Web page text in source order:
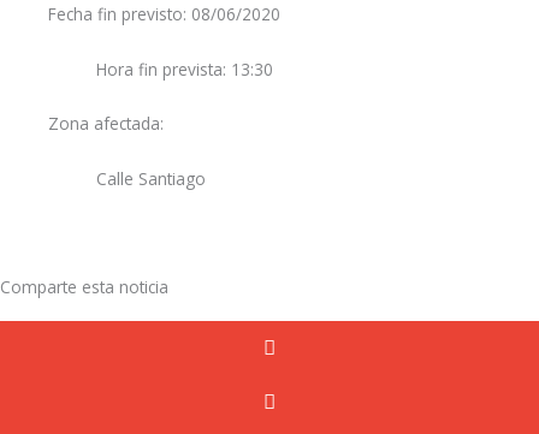
Fecha fin previsto: 08/06/2020
Hora fin prevista: 13:30
Zona afectada:
Calle Santiago
Comparte esta noticia